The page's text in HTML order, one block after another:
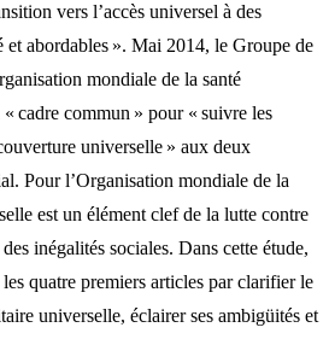
vers l’accès universel à des
et abordables ». Mai 2014, le Groupe de
mondiale de la santé
cadre commun » pour « suivre les
universelle » aux deux
Pour l’Organisation mondiale de la
est un élément clef de la lutte contre
inégalités sociales. Dans cette étude,
quatre premiers articles par clarifier le
universelle, éclairer ses ambigüités et